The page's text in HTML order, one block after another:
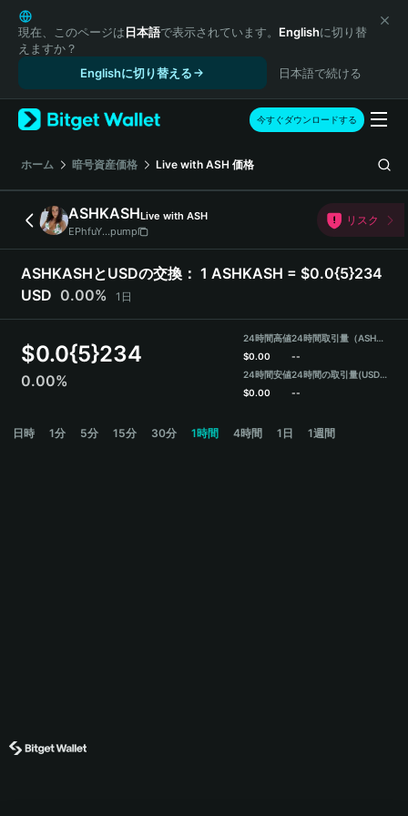
English
日本語
Tiếng Việt
Español (Latinoamérica)
Türkçe
Français
Deutsch
简体中文
繁體中文
Português (Portugal)
Bahasa Indonesia
ภาษาไทย
हिन्दी
Español
Português (Brasil)
現在、このページは日本語で表示されています。 Englishに切り替
えますか？
Englishに切り替える
日本語で続ける
今すぐダウンロードする
ホーム 暗号資産価格 Live with ASH 価格
ASHKASHLive with ASH
EPhfuY...pump
リスク
ASHKASHとUSDの交換： 1 ASHKASH = $0.0{5}234
USD 0.00% 1日
$0.0{5}234
0.00%
24時間高値
$0.00
24時間安値
$0.00
24時間取引量（ASHKASH）
--
24時間の取引量(USDT)
--
日時 1分 5分 15分 30分 1時間 4時間 1日 1週間